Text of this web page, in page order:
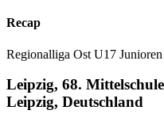
Recap
Regionalliga Ost U17
Leipzig, 68. Mittelschule
Leipzig, Deutschland